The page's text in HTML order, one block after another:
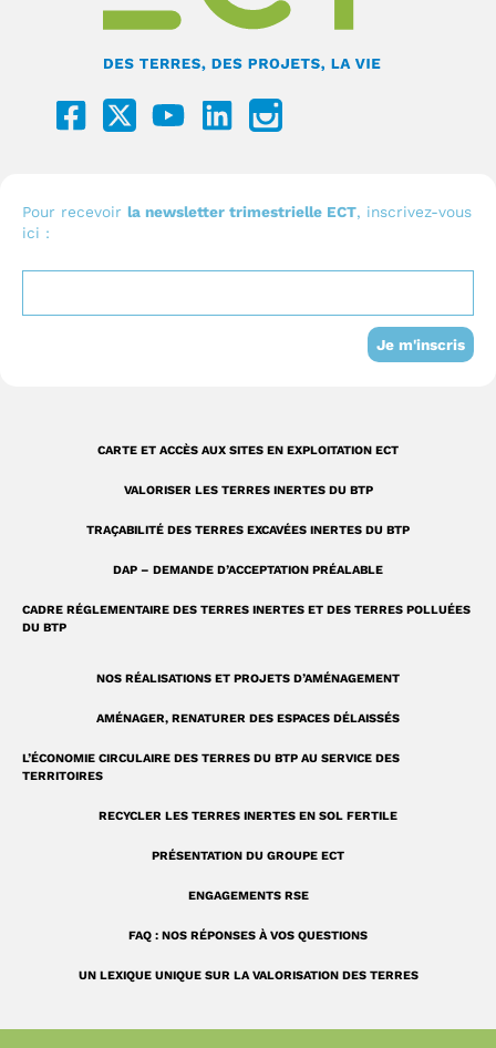
a
b
o
k
o
u
e
i
e
i
n
I
c
I
s
t
a
m
Pour recevoir la newsletter trimestrielle ECT, inscrivez-vous
ici :
Je m'inscris
CARTE ET ACCÈS AUX SITES EN EXPLOITATION ECT
VALORISER LES TERRES INERTES DU BTP
TRAÇABILITÉ DES TERRES EXCAVÉES INERTES DU BTP
DAP – DEMANDE D’ACCEPTATION PRÉALABLE
CADRE RÉGLEMENTAIRE DES TERRES INERTES ET DES TERRES POLLUÉES
DU BTP
NOS RÉALISATIONS ET PROJETS D’AMÉNAGEMENT
AMÉNAGER, RENATURER DES ESPACES DÉLAISSÉS
L’ÉCONOMIE CIRCULAIRE DES TERRES DU BTP AU SERVICE DES
TERRITOIRES
RECYCLER LES TERRES INERTES EN SOL FERTILE
PRÉSENTATION DU GROUPE ECT
ENGAGEMENTS RSE
FAQ : NOS RÉPONSES À VOS QUESTIONS
UN LEXIQUE UNIQUE SUR LA VALORISATION DES TERRES